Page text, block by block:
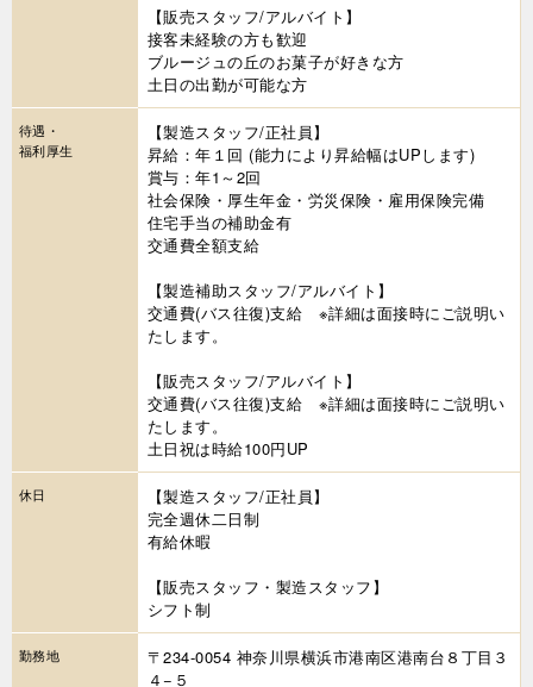
【販売スタッフ/アルバイト】
接客未経験の方も歓迎
ブルージュの丘のお菓子が好きな方
土日の出勤が可能な方
待遇・
福利厚生
【製造スタッフ/正社員】
昇給：年１回 (能力により昇給幅はUPします)
賞与：年1～2回
社会保険・厚生年金・労災保険・雇用保険完備
住宅手当の補助金有
交通費全額支給
【製造補助スタッフ/アルバイト】
交通費(バス往復)支給 ※詳細は面接時にご説明い
たします。
【販売スタッフ/アルバイト】
交通費(バス往復)支給 ※詳細は面接時にご説明い
たします。
土日祝は時給100円UP
休日
【製造スタッフ/正社員】
完全週休二日制
有給休暇
【販売スタッフ・製造スタッフ】
シフト制
勤務地
〒234-0054 神奈川県横浜市港南区港南台８丁目３
４−５